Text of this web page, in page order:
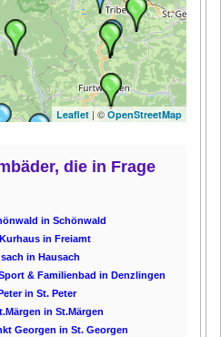
Leaflet| © OpenStreetMap
die in Frage
in Schönwald
in Freiamt
in Hausach
& Familienbad in Denzlingen
in St. Peter
in St.Märgen
Georgen in St. Georgen